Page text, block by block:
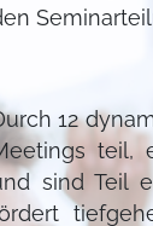
12
teil,
sind Teil